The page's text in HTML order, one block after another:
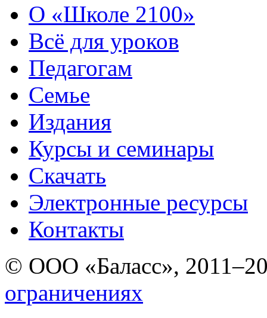
О «Школе 2100»
Всё для уроков
Педагогам
Семье
Издания
Курсы и семинары
Скачать
Электронные ресурcы
Контакты
© ООО «Баласс»,
ограничениях